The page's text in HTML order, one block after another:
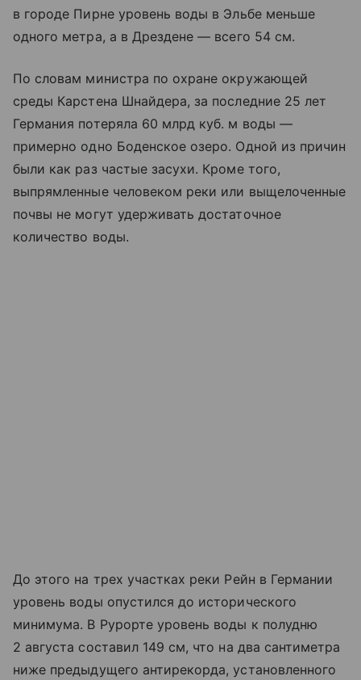
в городе Пирне уровень воды в Эльбе меньше
одного метра, а в Дрездене — всего 54 см.
По словам министра по охране окружающей
среды Карстена Шнайдера, за последние 25 лет
Германия потеряла 60 млрд куб. м воды —
примерно одно Боденское озеро. Одной из причин
были как раз частые засухи. Кроме того,
выпрямленные человеком реки или выщелоченные
почвы не могут удерживать достаточное
количество воды.
До этого на трех участках реки Рейн в Германии
уровень воды опустился до исторического
минимума. В Рурорте уровень воды к полудню
2 августа составил 149 см, что на два сантиметра
ниже предыдущего антирекорда, установленного